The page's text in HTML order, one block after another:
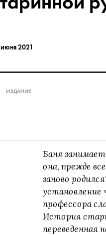
2021
ИЗДАНИЕ
Баня
она, прежде
заново
установление
профессора
История
переведенная